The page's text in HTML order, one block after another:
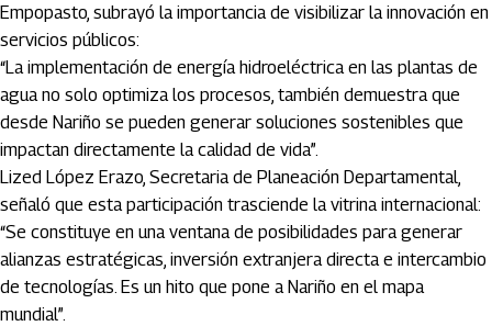
Empopasto, subrayó la importancia de visibilizar la innovación en
servicios públicos:
“La implementación de energía hidroeléctrica en las plantas de
agua no solo optimiza los procesos, también demuestra que
desde Nariño se pueden generar soluciones sostenibles que
impactan directamente la calidad de vida”.
Lized López Erazo, Secretaria de Planeación Departamental,
señaló que esta participación trasciende la vitrina internacional:
“Se constituye en una ventana de posibilidades para generar
alianzas estratégicas, inversión extranjera directa e intercambio
de tecnologías. Es un hito que pone a Nariño en el mapa
mundial”.